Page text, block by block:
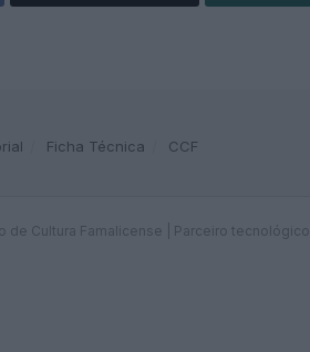
Ficha Técnica CCF
de Cultura Famalicense | Parceiro tecnológico